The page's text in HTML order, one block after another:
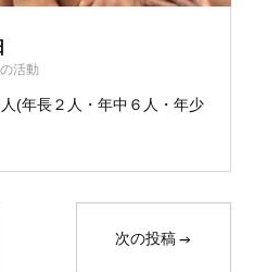
活動
(年長２人・年中６人・年少
次の投稿→